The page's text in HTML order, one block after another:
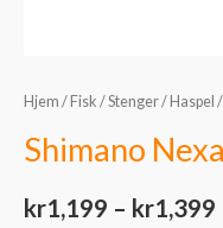
Hjem / Fisk /Stenger/ Haspel
Shimano
kr1,199 – kr1,399